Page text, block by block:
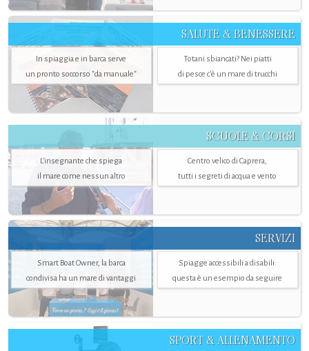
SALUTE & BENESSERE
In spiaggia e in barca serve
un pronto soccorso "da manuale"
Totani sbiancati? Nei piatti
di pesce c'è un mare di trucchi
SCUOLE & CORSI
L'insegnante che spiega
il mare come nessun altro
Centro velico di Caprera,
tutti i segreti di acqua e vento
SERVIZI
Smart Boat Owner, la barca
condivisa ha un mare di vantaggi
Spiagge accessibili a disabili:
questa è un esempio da seguire
SPORT & ALLENAMENTO